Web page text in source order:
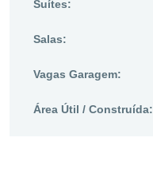
Suítes:
Salas:
Vagas Garagem:
Área Útil / Construída: